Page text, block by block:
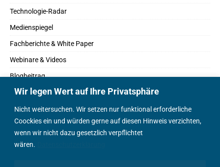
Wir legen Wert auf Ihre Privatsphäre
Nicht weitersuchen. Wir setzen nur funktional erforderliche
Coockies ein und würden gerne auf diesen Hinweis verzichten,
wenn wir nicht dazu gesetzlich verpflichtet
wären.
Technologie-Radar
Medienspiegel
Fachberichte & White Paper
Webinare & Videos
Blogbeitrag
Fachbücher
Marktreport
Podcasts
Positionspapier